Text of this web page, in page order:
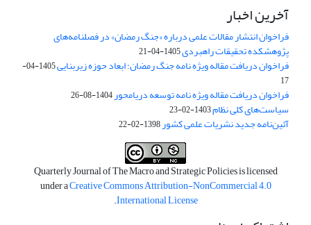
آخرین اخبار
فراخوان انتشار مقالات علمی درباره «جنگ رمضان» در فصلنامه‌های
پژوهشکده تحقیقات راهبردی1405-04-21
فراخوان دریافت مقاله ویژه نامه جنگ رمضان؛ ابعاد حوزه زیربنایی
1405-04-
17
فراخوان دریافت مقاله ویژه نامه توسعه دریامحور1404-08-26
سیاست‌های کلی نظام1403-02-23
آئین‌نامه جدید نشریات علمی کشور1398-02-22
Quarterly Journal of The Macro and Strategic Policies is licensed
under aCreative Commons Attribution-NonCommercial 4.0
International License
.